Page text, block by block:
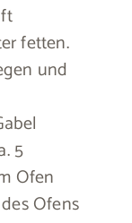
fetten.
und
5
Ofen
Ofens